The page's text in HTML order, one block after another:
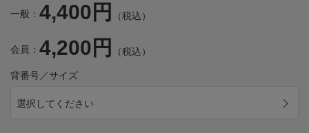
一般： 4,400円 （税込）
会員： 4,200円 （税込）
背番号／サイズ
選択してください